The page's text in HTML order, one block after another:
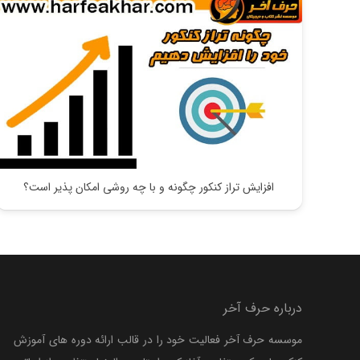
افزایش تراز کنکور چگونه و با چه روشی امکان پذیر است؟
درباره حرف آخر
موسسه حرف آخر فعالیت خود را در قالب ارائه دوره های آموزش